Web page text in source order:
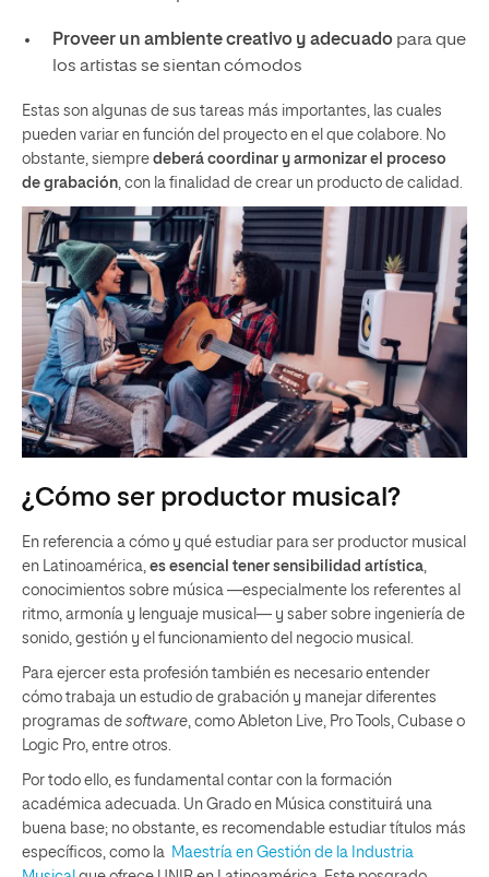
Proveer un ambiente creativo y adecuadopara que
los artistas se sientan cómodos
Estas son algunas de sus tareas más importantes, las cuales
pueden variar en función del proyecto en el que colabore. No
obstante, siempre deberá coordinar y armonizar el proceso
de grabación, con la finalidad de crear un producto de calidad.
¿Cómo ser productor musical?
En referencia a cómo y qué estudiar para ser productor musical
en Latinoamérica, es esencial tener sensibilidad artística
conocimientos sobre música —especialmente los referentes al
ritmo, armonía y lenguaje musical— y saber sobre ingeniería de
sonido, gestión y el funcionamiento del negocio musical.
Para ejercer esta profesión también es necesario entender
cómo trabaja un estudio de grabación y manejar diferentes
programas de software , como Ableton Live, Pro Tools, Cubase o
Logic Pro, entre otros.
Por todo ello, es fundamental contar con la formación
académica adecuada. Un Grado en Música constituirá una
buena base; no obstante, es recomendable estudiar títulos más
específicos, como la
Maestría en Gestión de la Industria